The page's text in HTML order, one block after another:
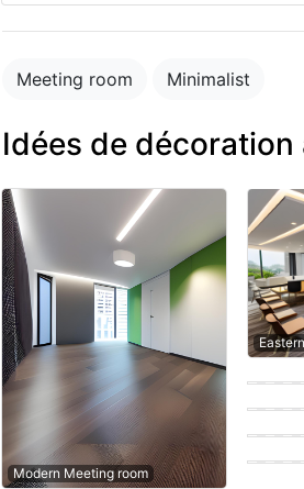
Meeting room Minimalist
Idées de décoration
Modern Meeting room